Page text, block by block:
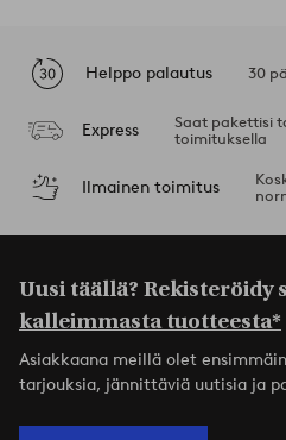
Helppo palautus 30
Express
Saat pakettisi
toimituksella
Ilmainen toimitus
Uusi täällä? Rekisteröidy
kalleimmasta tuotteesta*
Asiakkaana meillä olet
tarjouksia, jännittäviä uutisia ja